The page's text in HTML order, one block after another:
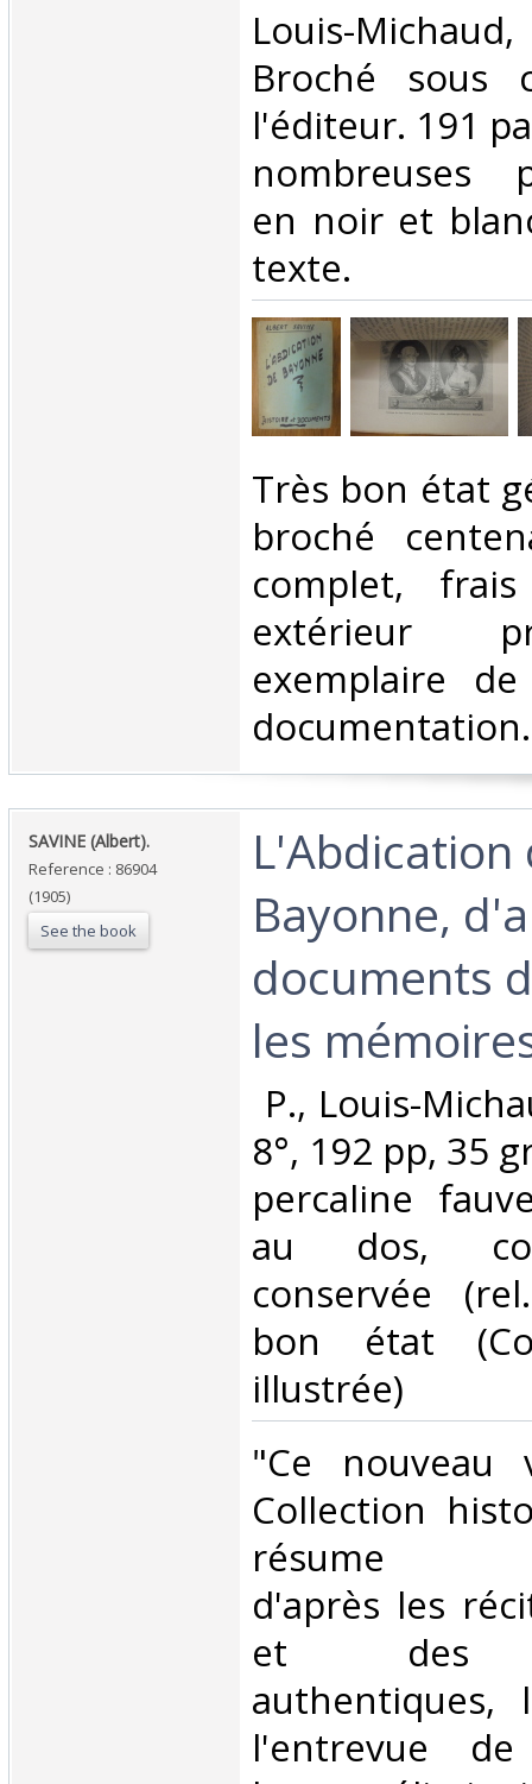
‎Louis-
Broché sous
l'éditeur. 191
nombreuses
en noir et
texte. ‎
‎Très bon état
broché
complet,
extérieur
exemplaire
documentation.‎
‎SAVINE (Albert).‎
Reference : 86904
(1905)
See the book
‎L'Abdication
Bayonne,
documents
les
P., Louis-
8°, 192 pp, 35
percaline
au dos,
conservée
bon état
illustrée)‎
‎"Ce nouveau
Collection
résume
d'après les
et des
authentiques,
l'entrevue